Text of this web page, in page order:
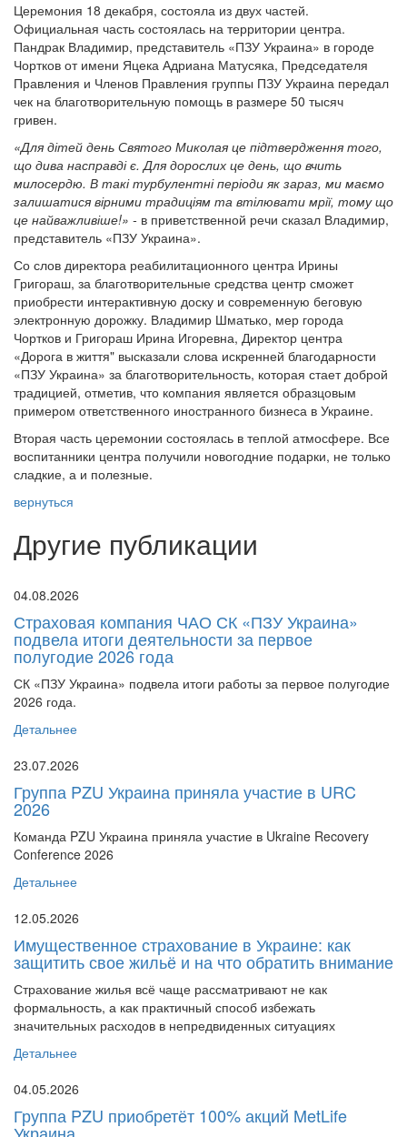
Церемония 18 декабря, состояла из двух частей.
Официальная часть состоялась на территории центра.
Пандрак Владимир, представитель «ПЗУ Украина» в городе
Чортков от имени Яцека Адриана Матусяка, Председателя
Правления и Членов Правления группы ПЗУ Украина передал
чек на благотворительную помощь в размере 50 тысяч
гривен.
«Для дітей день Святого Миколая це підтвердження того,
що дива насправді є. Для дорослих це день, що вчить
милосердю. В такі турбулентні періоди як зараз, ми маємо
залишатися вірними традиціям та втілювати мрії, тому що
це найважливіше!» - в приветственной речи сказал Владимир,
представитель «ПЗУ Украина».
Со слов директора реабилитационного центра Ирины
Григораш, за благотворительные средства центр сможет
приобрести интерактивную доску и современную беговую
электронную дорожку. Владимир Шматько, мер города
Чортков и Григораш Ирина Игоревна, Директор центра
«Дорога в життя" высказали слова искренней благодарности
«ПЗУ Украина» за благотворительность, которая стает доброй
традицией, отметив, что компания является образцовым
примером ответственного иностранного бизнеса в Украине.
Вторая часть церемонии состоялась в теплой атмосфере. Все
воспитанники центра получили новогодние подарки, не только
сладкие, а и полезные.
вернуться
Другие публикации
04.08.2026
Страховая компания ЧАО СК «ПЗУ Украина»
подвела итоги деятельности за первое
полугодие 2026 года
СК «ПЗУ Украина» подвела итоги работы за первое полугодие
2026 года.
Детальнее
23.07.2026
Группа PZU Украина приняла участие в URC
2026
Команда PZU Украина приняла участие в Ukraine Recovery
Conference 2026
Детальнее
12.05.2026
Имущественное страхование в Украине: как
защитить свое жильё и на что обратить внимание
Страхование жилья всё чаще рассматривают не как
формальность, а как практичный способ избежать
значительных расходов в непредвиденных ситуациях
Детальнее
04.05.2026
Группа PZU приобретёт 100% акций MetLife